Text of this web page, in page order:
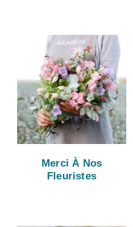
Merci À Nos
Fleuristes